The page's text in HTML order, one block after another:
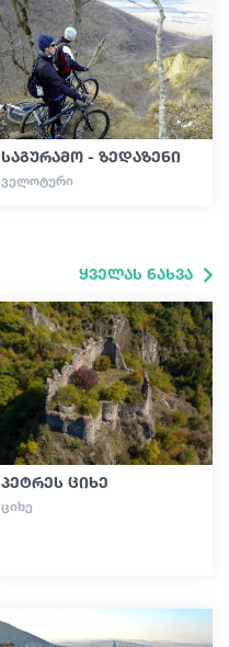
საგურამო - ზედაზენი
ᲕᲔᲚᲝᲢᲣᲠᲘ
ყველას ნახვა
პეტრეს ციხე
ᲪᲘᲮᲔ